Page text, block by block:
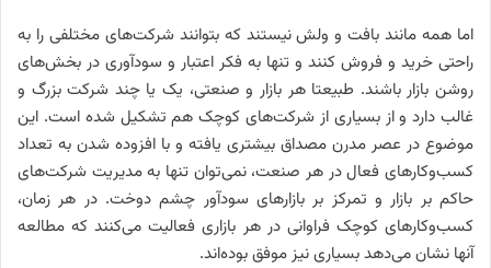
اما همه مانند بافت و ولش نیستند که بتوانند شرکت‌های مختلفی را به
راحتی خرید و فروش کنند و تنها به فکر اعتبار و سودآوری در بخش‌های
روشن بازار باشند. طبیعتا هر بازار و صنعتی، یک یا چند شرکت بزرگ و
غالب دارد و از بسیاری از شرکت‌های کوچک هم تشکیل شده است. این
موضوع در عصر مدرن مصداق بیشتری یافته و با افزوده شدن به تعداد
کسب‌وکارهای فعال در هر صنعت، نمی‌توان تنها به مدیریت شرکت‌های
حاکم بر بازار و تمرکز بر بازارهای سودآور چشم دوخت. در هر زمان،
کسب‌وکارهای کوچک فراوانی در هر بازاری فعالیت می‌کنند که مطالعه
آنها نشان می‌دهد بسیاری نیز موفق بوده‌اند.